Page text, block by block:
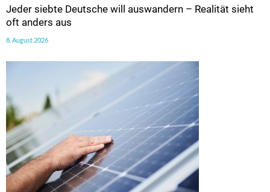
Jeder siebte Deutsche will auswandern – Realität sieht
oft anders aus
8. August 2026